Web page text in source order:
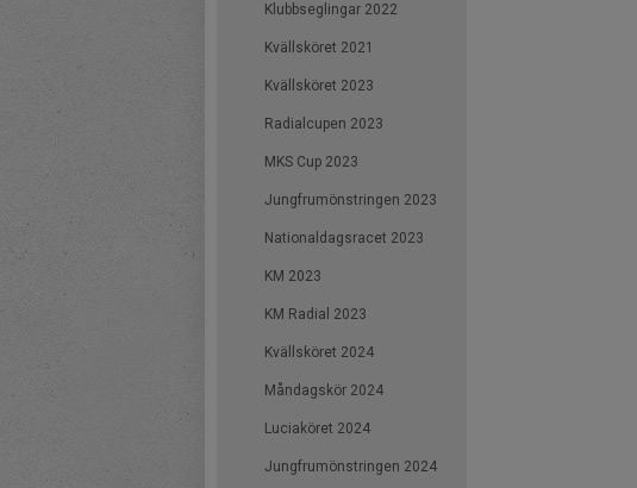
Klubbseglingar 2022
Kvällsköret 2021
Kvällsköret 2023
Radialcupen 2023
MKS Cup 2023
Jungfrumönstringen 2023
Nationaldagsracet 2023
KM 2023
KM Radial 2023
Kvällsköret 2024
Måndagskör 2024
Luciaköret 2024
Jungfrumönstringen 2024